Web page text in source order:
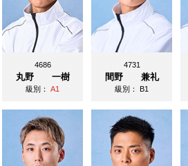
4686
丸野 一樹
級別：A1
4731
間野 兼礼
級別：B1